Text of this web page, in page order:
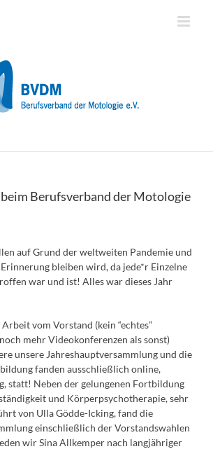
Berufsverband der Motologie
auf Grund der weltweiten Pandemie und
bleiben wird, da jede*r Einzelne
war und ist! Alles war dieses Jahr
vom Vorstand (kein “echtes”
mehr Videokonferenzen als sonst)
unsere Jahreshauptversammlung und die
fanden ausschließlich online,
statt! Neben der gelungenen Fortbildung
und Körperpsychotherapie, sehr
von Ulla Gödde-Icking, fand die
einschließlich der Vorstandswahlen
wir Sina Allkemper nach langjähriger